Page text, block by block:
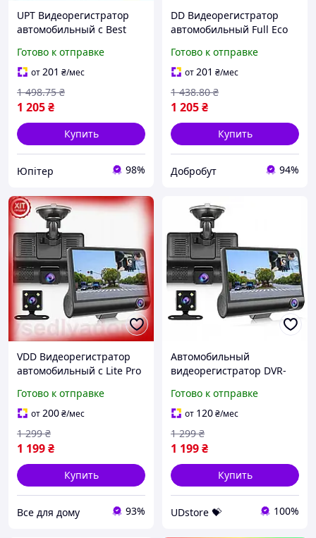
UPT Видеорегистратор
автомобильный с Best
HD для записи видео и
аудио безопасно UPT66-B
Готово к отправке
от201 ₴/мес
1 205₴
1 498.75 ₴
Купить
Юпітер 98%
DD Видеорегистратор
автомобильный Full Eco
DVR-T655 для записи
видео и аудио на SD
Dobro-A
Готово к отправке
от201 ₴/мес
1 205₴
1 438.80 ₴
Купить
Добробут 94%
VDD Видеорегистратор
автомобильный с Lite Pro
для записи видео и аудио
в машине VDD11-
Готово к отправке
от200₴/мес
1 199₴
1 299 ₴
Купить
Все для дому 93%
Автомобильный
видеорегистратор DVR-
камерами, высокое
разрешение UDstore -
store-with-good-prices-
Готово к отправке
от 120₴/мес
1 199₴
1 299 ₴
Купить
UDstore 💝 100%